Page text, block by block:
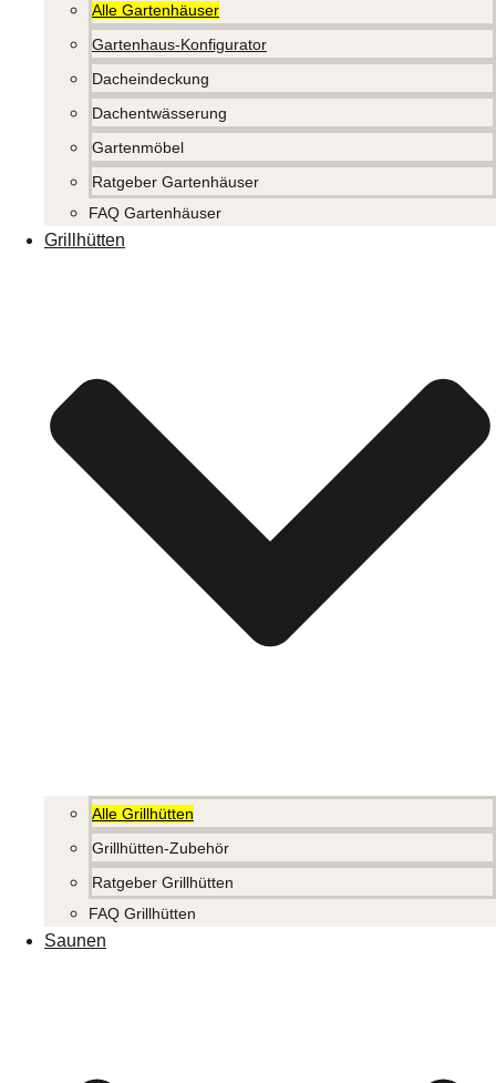
Alle Gartenhäuser
Gartenhaus-Konfigurator
Dacheindeckung
Dachentwässerung
Gartenmöbel
Ratgeber Gartenhäuser
FAQ Gartenhäuser
Grillhütten
Alle Grillhütten
Grillhütten-Zubehör
Ratgeber Grillhütten
FAQ Grillhütten
Saunen